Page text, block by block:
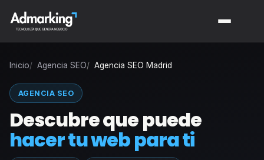
Inicio Agencia SEO Agencia SEO Madrid
AGENCIA SEO
Descubre que puede
hacer tu web para ti